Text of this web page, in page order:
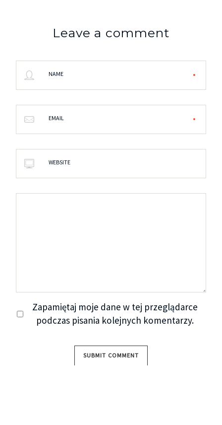
Leave a comment
NAME
EMAIL
WEBSITE
Zapamiętaj moje dane w tej przeglądarce
podczas pisania kolejnych komentarzy.